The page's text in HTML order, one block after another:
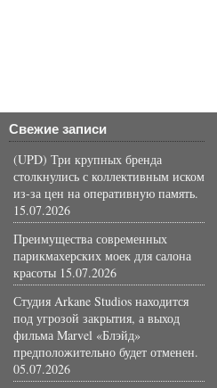
Свежие записи
(UPD) Три крупных бренда
столкнулись с коллективным иском
из-за цен на оперативную память.
15.07.2026
Преимущества современных
парикмахерских моек для салона
красоты 15.07.2026
Студия Arkane Studios находится
под угрозой закрытия, а выход
фильма Marvel «Блэйд»
предположительно будет отменен.
05.07.2026